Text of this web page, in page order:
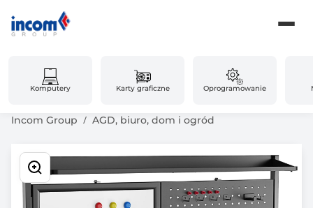
Komputery Karty graficzne Oprogramowanie
Incom Group AGD, biuro, dom i ogród